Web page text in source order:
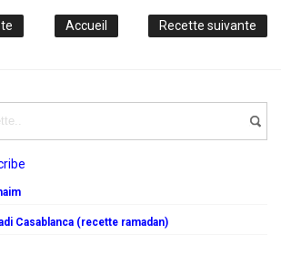
Recette suivante
Accueil
Casablanca (recette ramadan)